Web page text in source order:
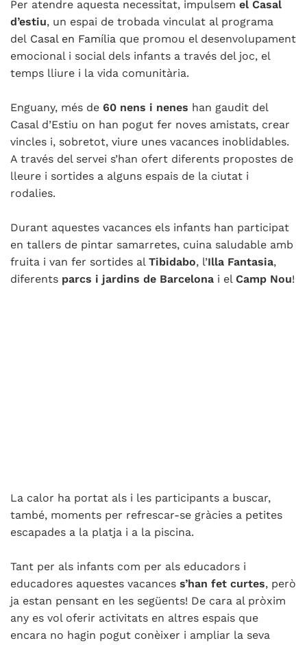
Per atendre aquesta necessitat, impulsem el Casal
d’estiu, un espai de trobada vinculat al programa
del Casal en Família que promou el desenvolupament
emocional i social dels infants a través del joc, el
temps lliure i la vida comunitària.
Enguany, més de 60 nens i nenes han gaudit del
Casal d’Estiu on han pogut fer noves amistats, crear
vincles i, sobretot, viure unes vacances inoblidables.
A través del servei s’han ofert diferents propostes de
lleure i sortides a alguns espais de la ciutat i
rodalies.
Durant aquestes vacances els infants han participat
en tallers de pintar samarretes, cuina saludable amb
fruita i van fer sortides al Tibidabo, l’Illa Fantasia,
diferents parcs i jardins de Barcelona i el Camp Nou!
La calor ha portat als i les participants a buscar,
també, moments per refrescar-se gràcies a petites
escapades a la platja i a la piscina.
Tant per als infants com per als educadors i
educadores aquestes vacances s’han fet curtes, però
ja estan pensant en les següents! De cara al pròxim
any es vol oferir activitats en altres espais que
encara no hagin pogut conèixer i ampliar la seva